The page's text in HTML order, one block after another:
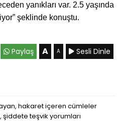
yanıkları var. 2.5 yaşında
şeklinde konuştu.
Paylaş A A Sesli Dinle
hakaret içeren cümleler
şiddete teşvik yorumları